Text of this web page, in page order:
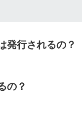
発行されるの？
の？